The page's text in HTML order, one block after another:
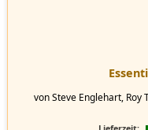
von Steve Englehart, Roy